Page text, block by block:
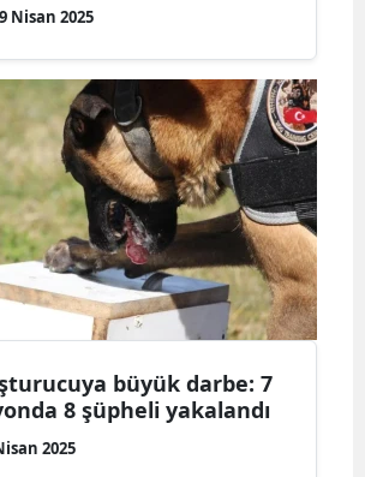
Nisan 2025
büyük darbe: 7
8 şüpheli yakalandı
2025